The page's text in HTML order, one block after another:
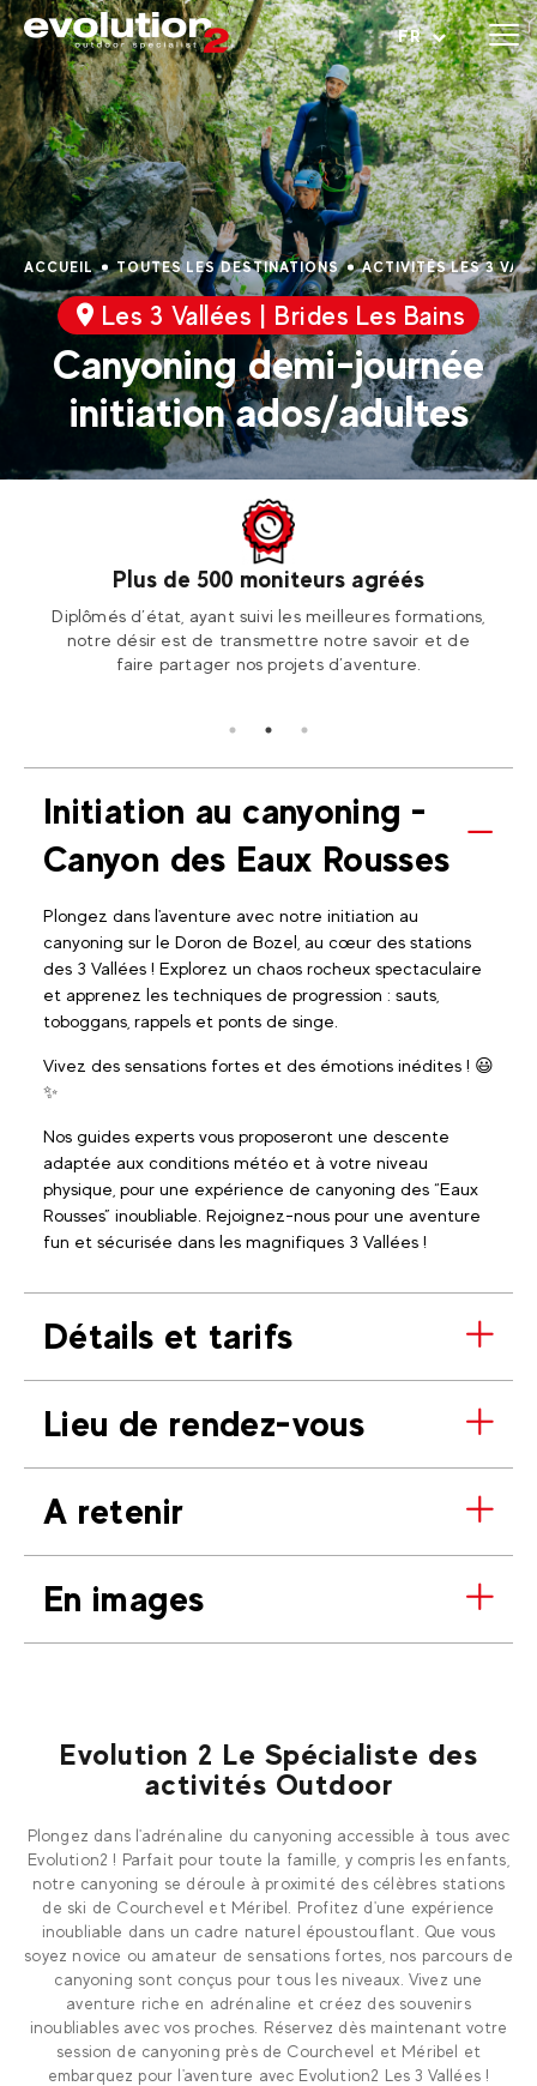
FR
Ouvrir le menu
ACCUEIL TOUTES LES DESTINATIONS ACTIVITÉS LES 3
Les 3 Vallées | Brides Les Bains
Canyoning demi-journée
initiation ados/adultes
Plus de 500 moniteurs agréés
Diplômés d’état, ayant suivi les meilleures formations,
notre désir est de transmettre notre savoir et de
faire partager nos projets d’aventure.
Initiation au canyoning -
Canyon des Eaux Rousses
Plongez dans l'aventure avec notre initiation au
canyoning sur le Doron de Bozel, au cœur des stations
des 3 Vallées ! Explorez un chaos rocheux spectaculaire
et apprenez les techniques de progression : sauts,
toboggans, rappels et ponts de singe.
Vivez des sensations fortes et des émotions inédites ! 😃
✨
Nos guides experts vous proposeront une descente
adaptée aux conditions météo et à votre niveau
physique, pour une expérience de canyoning des “Eaux
Rousses” inoubliable. Rejoignez-nous pour une aventure
fun et sécurisée dans les magnifiques 3 Vallées !
Détails et tarifs
Lieu de rendez-vous
A retenir
En images
Evolution 2 Le Spécialiste des
activités Outdoor
Plongez dans l'adrénaline du canyoning accessible à tous avec
Evolution2 ! Parfait pour toute la famille, y compris les enfants,
notre canyoning se déroule à proximité des célèbres stations
de ski de Courchevel et Méribel. Profitez d'une expérience
inoubliable dans un cadre naturel époustouflant. Que vous
soyez novice ou amateur de sensations fortes, nos parcours de
canyoning sont conçus pour tous les niveaux. Vivez une
aventure riche en adrénaline et créez des souvenirs
inoubliables avec vos proches. Réservez dès maintenant votre
session de canyoning près de Courchevel et Méribel et
embarquez pour l'aventure avec Evolution2 Les 3 Vallées !